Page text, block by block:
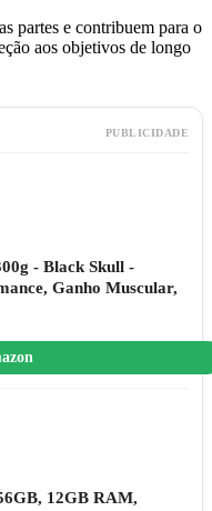
partes e contribuem para o
aos objetivos de longo
PUBLICIDADE
- Black Skull -
Ganho Muscular,
12GB RAM,